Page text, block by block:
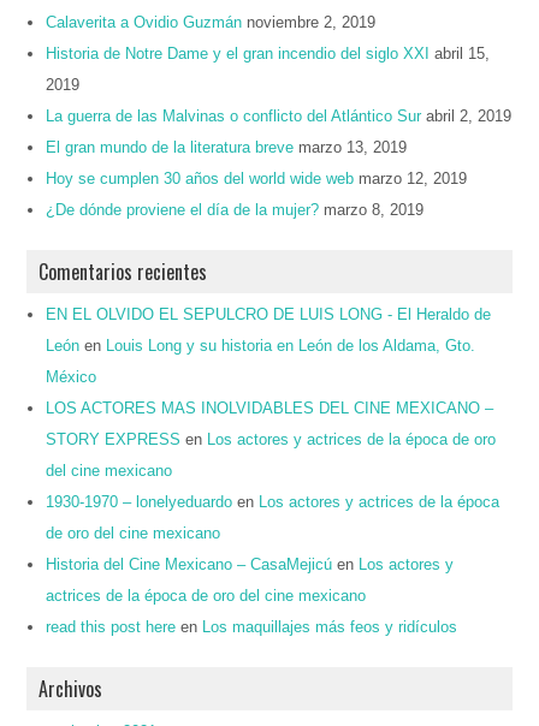
Calaverita a Ovidio Guzmán noviembre 2, 2019
Historia de Notre Dame y el gran incendio del siglo XXI
abril 15,
2019
La guerra de las Malvinas o conflicto del Atlántico Sur abril 2, 2019
El gran mundo de la literatura breve marzo 13, 2019
Hoy se cumplen 30 años del world wide web marzo 12, 2019
¿De dónde proviene el día de la mujer? marzo 8, 2019
Comentarios recientes
EN EL OLVIDO EL SEPULCRO DE LUIS LONG - El Heraldo de
León en
Louis Long y su historia en León de los Aldama, Gto.
México
LOS ACTORES MAS INOLVIDABLES DEL CINE MEXICANO –
STORY EXPRESS en
Los actores y actrices de la época de oro
del cine mexicano
1930-1970 – lonelyeduardo en
Los actores y actrices de la época
de oro del cine mexicano
Historia del Cine Mexicano – CasaMejicú en
Los actores y
actrices de la época de oro del cine mexicano
read this post here en Los maquillajes más feos y ridículos
Archivos